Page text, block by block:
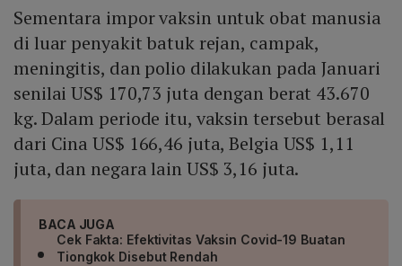
Sementara impor vaksin untuk obat manusia
di luar penyakit batuk rejan, campak,
meningitis, dan polio dilakukan pada Januari
senilai US$ 170,73 juta dengan berat 43.670
kg. Dalam periode itu, vaksin tersebut berasal
dari Cina US$ 166,46 juta, Belgia US$ 1,11
juta, dan negara lain US$ 3,16 juta.
BACA JUGA
Cek Fakta: Efektivitas Vaksin Covid-19 Buatan
Tiongkok Disebut Rendah